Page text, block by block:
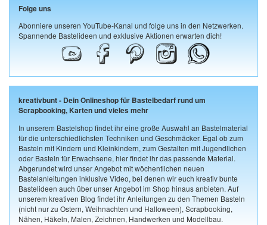
Folge uns
Abonniere unseren YouTube-Kanal und folge uns in den Netzwerken.
Spannende Bastelideen und exklusive Aktionen erwarten dich!
kreativbunt - Dein Onlineshop für Bastelbedarf rund um
Scrapbooking, Karten und vieles mehr
In unserem Bastelshop findet ihr eine große Auswahl an Bastelmaterial
für die unterschiedlichsten Techniken und Geschmäcker. Egal ob zum
Basteln mit Kindern und Kleinkindern, zum Gestalten mit Jugendlichen
oder Basteln für Erwachsene, hier findet ihr das passende Material.
Abgerundet wird unser Angebot mit wöchentlichen neuen
Bastelanleitungen inklusive Video, bei denen wir euch kreativ bunte
Bastelideen auch über unser Angebot im Shop hinaus anbieten. Auf
unserem kreativen Blog findet ihr Anleitungen zu den Themen Basteln
(nicht nur zu Ostern, Weihnachten und Halloween), Scrapbooking,
Nähen, Häkeln, Malen, Zeichnen, Handwerken und Modellbau.